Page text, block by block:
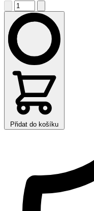
Přidat do košíku